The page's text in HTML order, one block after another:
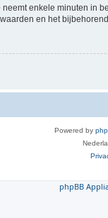
enkele minuten in
en het
Powered by
phpBB